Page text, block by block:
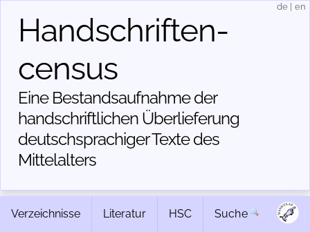
Handschriften­
census
Eine Bestandsaufnahme der
handschriftlichen Über­lieferung
deutschsprachiger Texte des
Mittelalters
de en
Verzeichnisse Literatur HSC Suche